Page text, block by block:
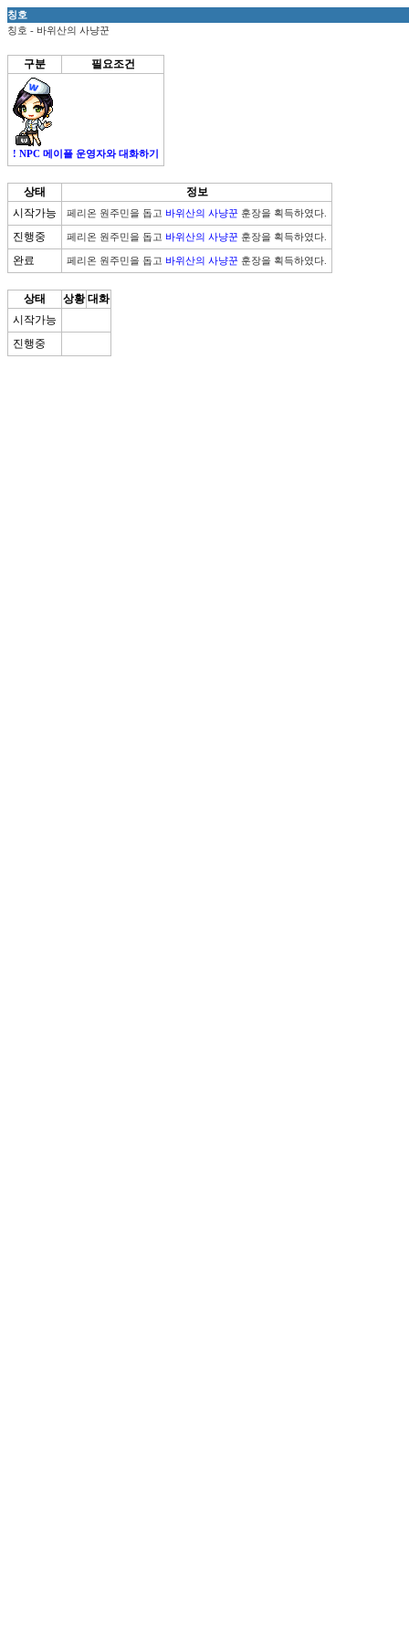
칭호
칭호 - 바위산의 사냥꾼
구분 필요조건
! NPC 메이플 운영자와 대화하기
상태
정보
시작가능
페리온 원주민을 돕고 바위산의 사냥꾼 훈장을 획득하였다.
진행중 페리온 원주민을 돕고 바위산의 사냥꾼 훈장을 획득하였다.
완료 페리온 원주민을 돕고 바위산의 사냥꾼 훈장을 획득하였다.
상태 상황 대화
시작가능
진행중